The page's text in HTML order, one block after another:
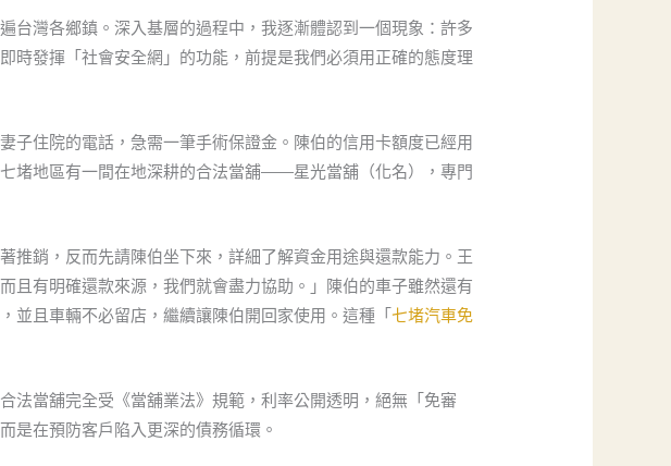
台灣各鄉鎮。深入基層的過程中，我逐漸體認到一個現象：許多
時發揮「社會安全網」的功能，前提是我們必須用正確的態度理
子住院的電話，急需一筆手術保證金。陳伯的信用卡額度已經用
堵地區有一間在地深耕的合法當舖——星光當舖（化名），專門
推銷，反而先請陳伯坐下來，詳細了解資金用途與還款能力。王
且有明確還款來源，我們就會盡力協助。」陳伯的車子雖然還有
並且車輛不必留店，繼續讓陳伯開回家使用。這種「七堵汽車免
法當舖完全受《當舖業法》規範，利率公開透明，絕無「免審
是在預防客戶陷入更深的債務循環。